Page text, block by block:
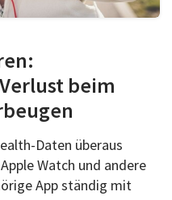
beim
Daten überaus
Watch und andere
App ständig mit